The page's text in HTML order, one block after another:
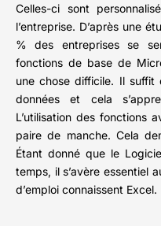
Celles-ci sont
l’entreprise. D’après une
% des entreprises se
fonctions de base de
une chose difficile. Il suffit
données et cela
L’utilisation des fonctions
paire de manche. Cela
Étant donné que le
temps, il s’avère essentiel
d’emploi connaissent Excel.